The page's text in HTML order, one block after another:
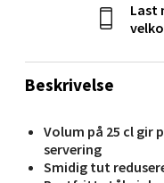
Beskrivelse
Volum på 25 cl gir
servering
Smidig tut
Last
0 i butikk
Bergen -